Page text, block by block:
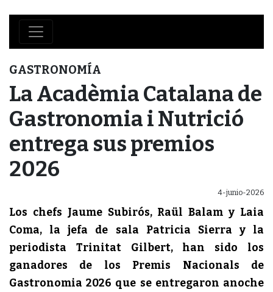
GASTRONOMÍA
La Acadèmia Catalana de
Gastronomia i Nutrició
entrega sus premios
2026
4-junio-2026
Los chefs Jaume Subirós, Raül Balam y Laia
Coma, la jefa de sala Patricia Sierra y la
periodista Trinitat Gilbert, han sido los
ganadores de los Premis Nacionals de
Gastronomia 2026 que se entregaron anoche